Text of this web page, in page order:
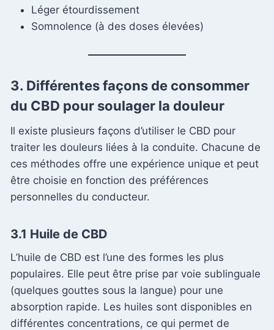
Léger étourdissement
Somnolence (à des doses élevées)
3. Différentes façons de consommer
du CBD pour soulager la douleur
Il existe plusieurs façons d’utiliser le CBD pour
traiter les douleurs liées à la conduite. Chacune de
ces méthodes offre une expérience unique et peut
être choisie en fonction des préférences
personnelles du conducteur.
3.1 Huile de CBD
L’huile de CBD est l’une des formes les plus
populaires. Elle peut être prise par voie sublinguale
(quelques gouttes sous la langue) pour une
absorption rapide. Les huiles sont disponibles en
différentes concentrations, ce qui permet de